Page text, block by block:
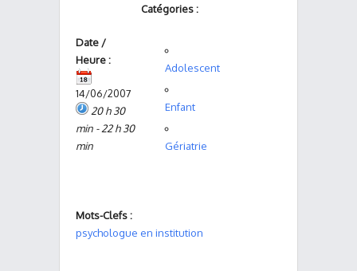
Date /
Heure :
14/06/2007
20 h 30
min - 22 h 30
min
Catégories :
Adolescent
Enfant
Gériatrie
Mots-Clefs :
psychologue en institution